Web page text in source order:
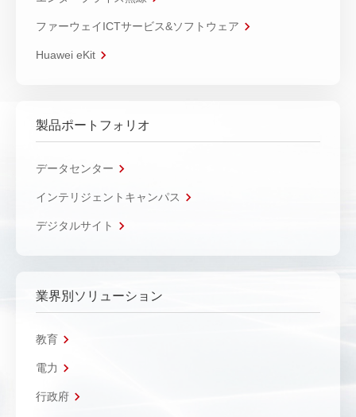
ファーウェイICTサービス&ソフトウェア
Huawei eKit
製品ポートフォリオ
データセンター
インテリジェントキャンパス
デジタルサイト
業界別ソリューション
教育
電力
行政府